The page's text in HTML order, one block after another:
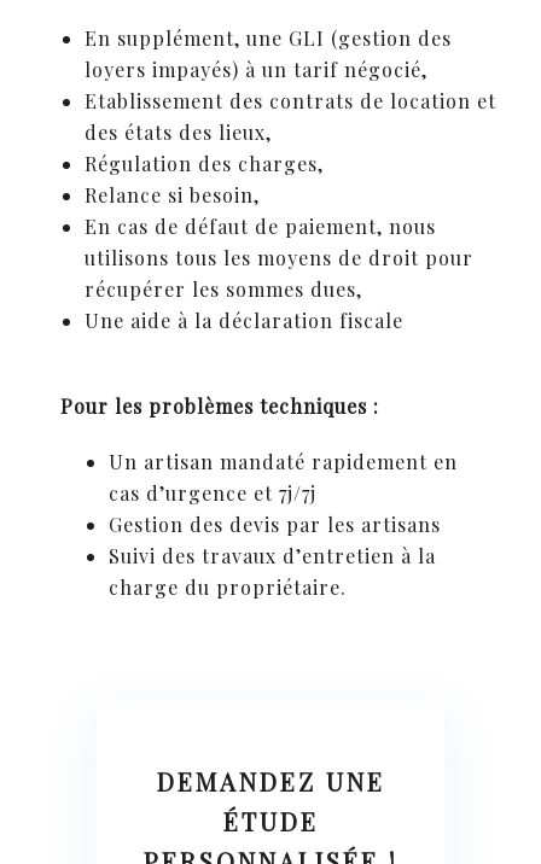
En supplément, une GLI (gestion des
loyers impayés) à un tarif négocié,
Etablissement des contrats de location et
des états des lieux,
Régulation des charges,
Relance si besoin,
En cas de défaut de paiement, nous
utilisons tous les moyens de droit pour
récupérer les sommes dues,
Une aide à la déclaration fiscale
Pour les problèmes techniques :
Un artisan mandaté rapidement en
cas d’urgence et 7j/7j
Gestion des devis par les artisans
Suivi des travaux d’entretien à la
charge du propriétaire.
DEMANDEZ UNE
ÉTUDE